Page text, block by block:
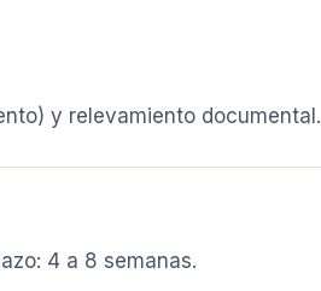
y relevamiento documental.
4 a 8 semanas.